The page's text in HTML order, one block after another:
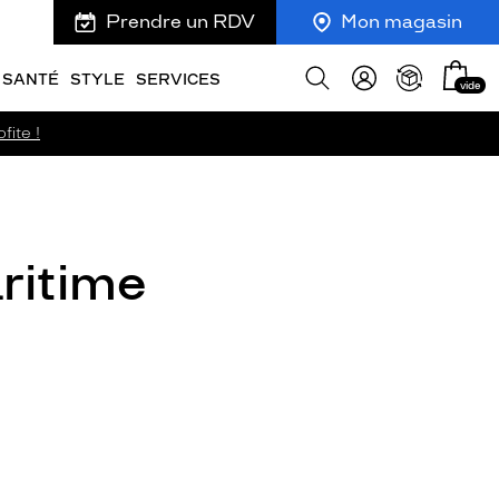
Prendre un RDV Mon magasin
SANTÉ STYLE SERVICES
Afficher
Mon
panier
vide
!